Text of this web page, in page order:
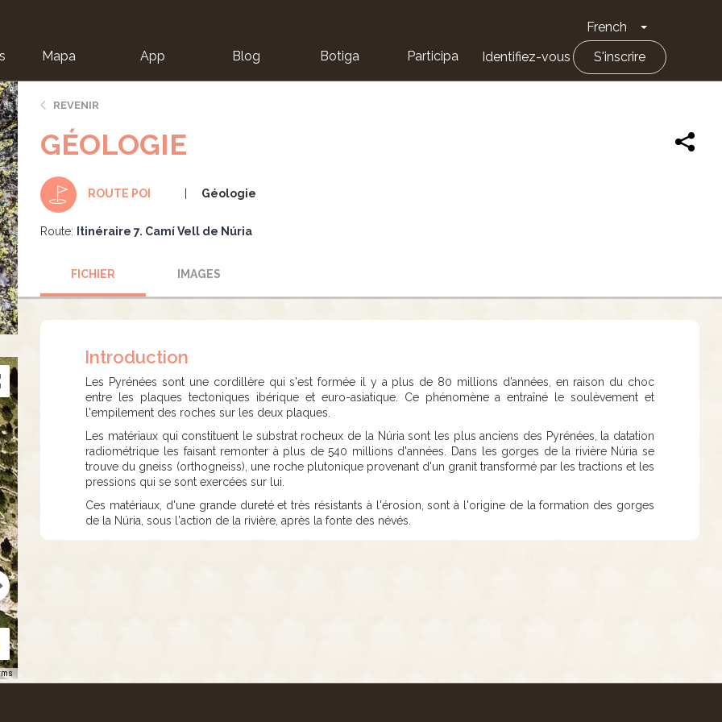
French Toggle
Mapa App Blog Botiga Participa Identifiez-vous S'inscrire
REVENIR
GÉOLOGIE
ROUTE POI Géologie
Route: Itinéraire 7. Camí Vell de Núria
FICHIER IMAGES
Introduction
Les Pyrénées sont une cordillère qui s'est formée il y a plus de 80 millions d’années, en raison du choc
entre les plaques tectoniques ibérique et euro-asiatique. Ce phénomène a entraîné le soulèvement et
l'empilement des roches sur les deux plaques.
Les matériaux qui constituent le substrat rocheux de la Núria sont les plus anciens des Pyrénées, la datation
radiométrique les faisant remonter à plus de 540 millions d'années. Dans les gorges de la rivière Núria se
trouve du gneiss (orthogneiss), une roche plutonique provenant d'un granit transformé par les tractions et les
pressions qui se sont exercées sur lui.
Ces matériaux, d'une grande dureté et très résistants à l'érosion, sont à l'origine de la formation des gorges
de la Núria, sous l'action de la rivière, après la fonte des névés.